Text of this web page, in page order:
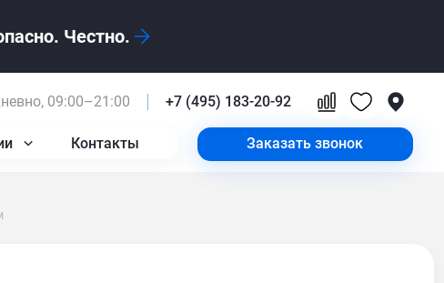
Честно.
Контакты
09:00–21:00 +7 (495) 183-20-92
Заказать звонок